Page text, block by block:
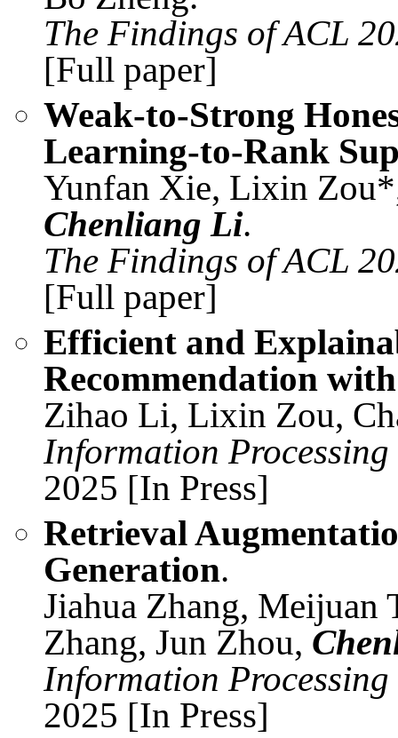
The Findings of ACL
[Full paper]
Weak-to-Strong
Learning-to-Rank
Yunfan Xie, Lixin
Chenliang Li.
The Findings of ACL
[Full paper]
Efficient and
Recommendation
Zihao Li, Lixin Zou,
Information
2025 [In Press]
Retrieval
Generation.
Jiahua Zhang, Meijuan
Zhang, Jun Zhou,
Information
2025 [In Press]